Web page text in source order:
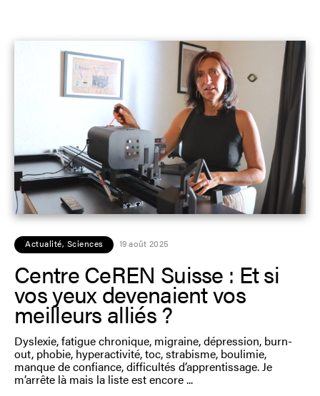
Actualité, Sciences 19 août 2025
Centre CeREN Suisse : Et si
vos yeux devenaient vos
meilleurs alliés ?
Dyslexie, fatigue chronique, migraine, dépression, burn-
out, phobie, hyperactivité, toc, strabisme, boulimie,
manque de confiance, difficultés d’apprentissage. Je
m’arrête là mais la liste est encore